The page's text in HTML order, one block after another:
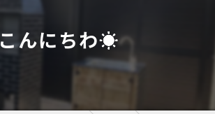
こんにちわ☀️